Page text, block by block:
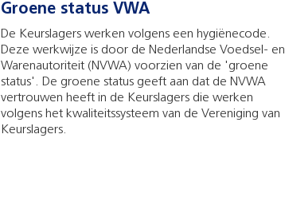
Groene status VWA
De Keurslagers werken volgens een hygiënecode.
Deze werkwijze is door de Nederlandse Voedsel- en
Warenautoriteit (NVWA) voorzien van de 'groene
status'. De groene status geeft aan dat de NVWA
vertrouwen heeft in de Keurslagers die werken
volgens het kwaliteitssysteem van de Vereniging van
Keurslagers.